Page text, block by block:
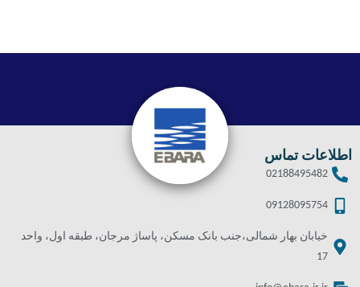
اطلاعات تماس
02188495482
09128095754
خیابان بهار شمالی،جنب بانک مسکن، پاساژ مرجان، طبقه اول، واحد
17